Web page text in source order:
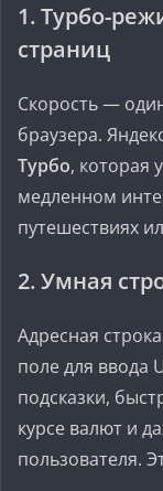
1. Турбо-
страниц
Скорость —
браузера.
Турбо, которая
медленном
путешествиях
2. Умная
Адресная
поле для ввода
подсказки,
курсе валют и
пользователя.